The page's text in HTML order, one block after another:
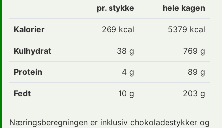
pr. stykke hele kagen
Kalorier 269 kcal 5379 kcal
Kulhydrat 38 g 769 g
Protein 4 g 89 g
Fedt 10 g 203 g
Næringsberegningen er inklusiv chokoladestykker og